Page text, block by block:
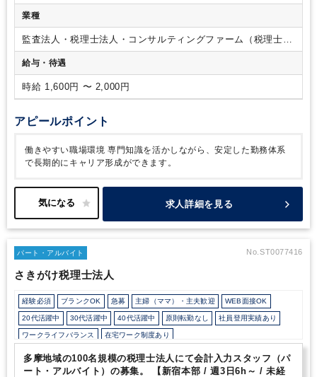
業種
監査法人・税理士法人・コンサルティングファーム（税理士法
人）
給与・待遇
時給 1,600円 〜 2,000円
アピールポイント
働きやすい職場環境 専門知識を活かしながら、安定した勤務体系
で長期的にキャリア形成ができます。
求人詳細を見る
パート・アルバイト No.ST0077416
さきがけ税理士法人
経験必須 ブランクOK 急募 主婦（ママ）・主夫歓迎 WEB面接OK
20代活躍中 30代活躍中 40代活躍中 原則転勤なし 社員登用実績あり
ワークライフバランス 在宅ワーク制度あり
会計士/税理士試験受験生歓迎（仕事をしながら勉強できます）
週数日OK（曜日固定） 週数日OK（出勤日数相談可能） 週3日からOK
多摩地域の100名規模の税理士法人にて会計入力スタッフ（パ
ート・アルバイト）の募集。 【新宿本部 / 週3日6h～ / 未経